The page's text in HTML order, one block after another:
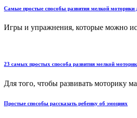
Самые простые способы развития мелкой моторики
Игры и упражнения, которые можно
23 самых простых способа развития мелкой
Для того, чтобы развивать моторику
Простые способы рассказать ребенку об эмоциях